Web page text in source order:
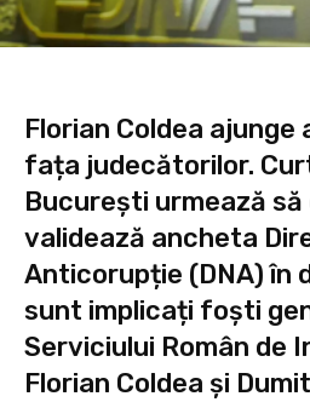
Florian Coldea ajunge
fața judecătorilor.
București urmează
validează ancheta
Anticorupție (DNA) în
sunt implicați foști
Serviciului Român de
Florian Coldea și